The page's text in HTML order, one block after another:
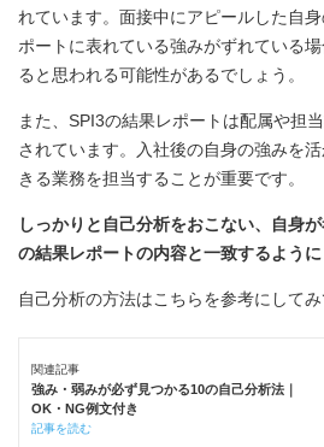
れています。面接中にアピールした自
ポートに表れている強みがずれている
ると思われる可能性があるでしょう。
また、SPI3の結果レポートは配属や担
されています。入社後の自身の強みを
きる業務を担当することが重要です。
しっかりと自己分析をおこない、自身
の結果レポートの内容と一致するように
自己分析の方法はこちらを参考にしてみ
関連記事
強み・弱みが必ず見つかる10の自己分析法｜
OK・NG例文付き
記事を読む